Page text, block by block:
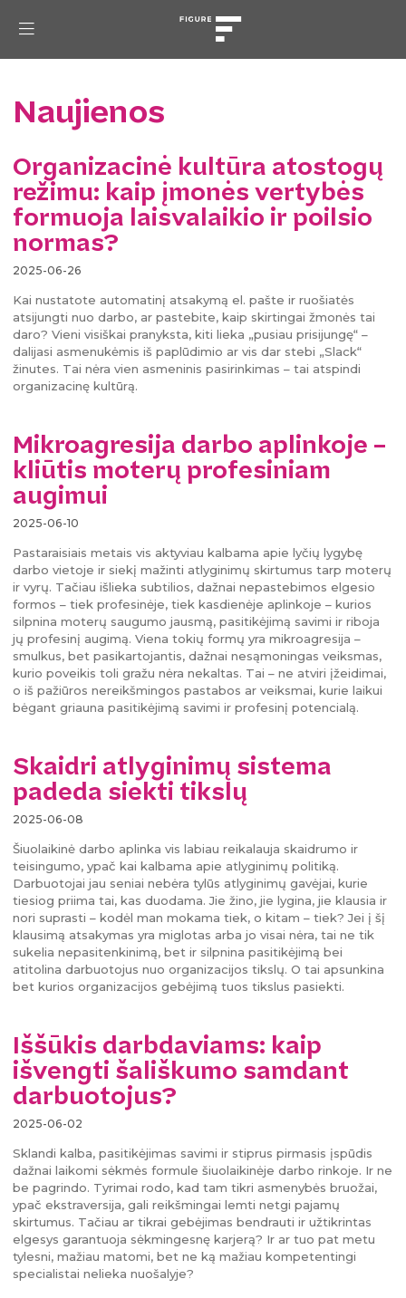
Naujienos
Organizacinė kultūra atostogų
režimu: kaip įmonės vertybės
formuoja laisvalaikio ir poilsio
normas?
2025-06-26
Kai nustatote automatinį atsakymą el. pašte ir ruošiatės
atsijungti nuo darbo, ar pastebite, kaip skirtingai žmonės tai
daro? Vieni visiškai pranyksta, kiti lieka „pusiau prisijungę“ –
dalijasi asmenukėmis iš paplūdimio ar vis dar stebi „Slack“
žinutes. Tai nėra vien asmeninis pasirinkimas – tai atspindi
organizacinę kultūrą.
Mikroagresija darbo aplinkoje –
kliūtis moterų profesiniam
augimui
2025-06-10
Pastaraisiais metais vis aktyviau kalbama apie lyčių lygybę
darbo vietoje ir siekį mažinti atlyginimų skirtumus tarp moterų
ir vyrų. Tačiau išlieka subtilios, dažnai nepastebimos elgesio
formos – tiek profesinėje, tiek kasdienėje aplinkoje – kurios
silpnina moterų saugumo jausmą, pasitikėjimą savimi ir riboja
jų profesinį augimą. Viena tokių formų yra mikroagresija –
smulkus, bet pasikartojantis, dažnai nesąmoningas veiksmas,
kurio poveikis toli gražu nėra nekaltas. Tai – ne atviri įžeidimai,
o iš pažiūros nereikšmingos pastabos ar veiksmai, kurie laikui
bėgant griauna pasitikėjimą savimi ir profesinį potencialą.
Skaidri atlyginimų sistema
padeda siekti tikslų
2025-06-08
Šiuolaikinė darbo aplinka vis labiau reikalauja skaidrumo ir
teisingumo, ypač kai kalbama apie atlyginimų politiką.
Darbuotojai jau seniai nebėra tylūs atlyginimų gavėjai, kurie
tiesiog priima tai, kas duodama. Jie žino, jie lygina, jie klausia ir
nori suprasti – kodėl man mokama tiek, o kitam – tiek? Jei į šį
klausimą atsakymas yra miglotas arba jo visai nėra, tai ne tik
sukelia nepasitenkinimą, bet ir silpnina pasitikėjimą bei
atitolina darbuotojus nuo organizacijos tikslų. O tai apsunkina
bet kurios organizacijos gebėjimą tuos tikslus pasiekti.
Iššūkis darbdaviams: kaip
išvengti šališkumo samdant
darbuotojus?
2025-06-02
Sklandi kalba, pasitikėjimas savimi ir stiprus pirmasis įspūdis
dažnai laikomi sėkmės formule šiuolaikinėje darbo rinkoje. Ir ne
be pagrindo. Tyrimai rodo, kad tam tikri asmenybės bruožai,
ypač ekstraversija, gali reikšmingai lemti netgi pajamų
skirtumus. Tačiau ar tikrai gebėjimas bendrauti ir užtikrintas
elgesys garantuoja sėkmingesnę karjerą? Ir ar tuo pat metu
tylesni, mažiau matomi, bet ne ką mažiau kompetentingi
specialistai nelieka nuošalyje?